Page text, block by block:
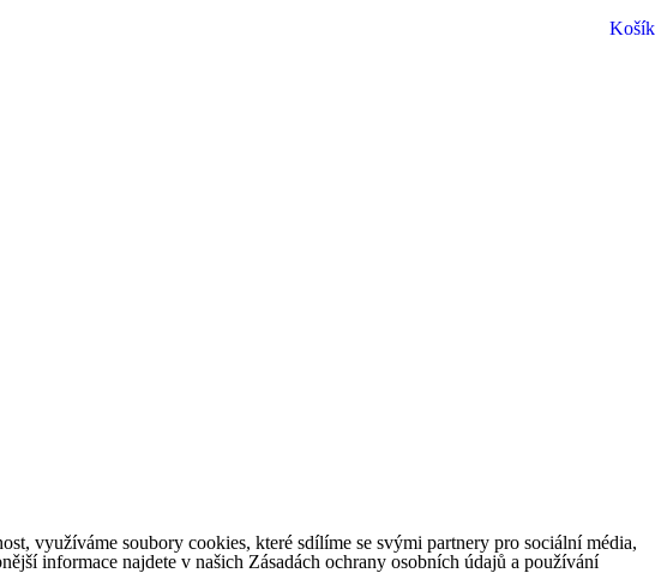
Košík
využíváme soubory cookies, které sdílíme se svými partnery pro sociální média,
informace najdete v našich Zásadách ochrany osobních údajů a používání